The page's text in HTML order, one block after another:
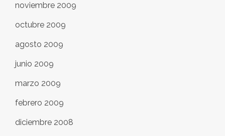
noviembre 2009
octubre 2009
agosto 2009
junio 2009
marzo 2009
febrero 2009
diciembre 2008